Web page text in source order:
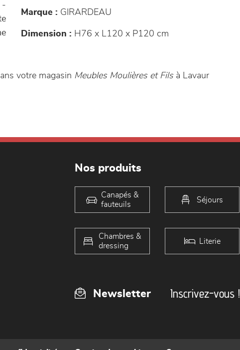
-
Marque : GIRARDEAU
Dimension : H76 x L120 x P120 cm
votre magasin Meubles Moulières et Filsà Lavaur
Nos produits
Canapés &
fauteuils
Séjours
Chambres &
dressing
Literie
Newsletter Inscrivez-vous !